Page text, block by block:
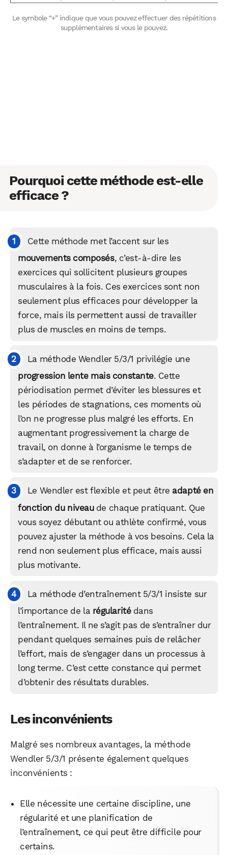
Le symbole “+” indique que vous pouvez effectuer des répétitions
supplémentaires si vous le pouvez.
Pourquoi cette méthode est-elle
efficace ?
Cette méthode met l’accent sur les
mouvements composés, c’est-à-dire les
exercices qui sollicitent plusieurs groupes
musculaires à la fois. Ces exercices sont non
seulement plus efficaces pour développer la
force, mais ils permettent aussi de travailler
plus de muscles en moins de temps.
La méthode Wendler 5/3/1 privilégie une
progression lente mais constante. Cette
périodisation permet d’éviter les blessures et
les périodes de stagnations, ces moments où
l’on ne progresse plus malgré les efforts. En
augmentant progressivement la charge de
travail, on donne à l’organisme le temps de
s’adapter et de se renforcer.
Le Wendler est flexible et peut être adapté en
fonction du niveaude chaque pratiquant. Que
vous soyez débutant ou athlète confirmé, vous
pouvez ajuster la méthode à vos besoins. Cela la
rend non seulement plus efficace, mais aussi
plus motivante.
La méthode d’entraînement 5/3/1 insiste sur
l’importance de la régularitédans
l’entraînement. Il ne s’agit pas de s’entraîner dur
pendant quelques semaines puis de relâcher
l’effort, mais de s’engager dans un processus à
long terme. C’est cette constance qui permet
d’obtenir des résultats durables.
Les inconvénients
Malgré ses nombreux avantages, la méthode
Wendler 5/3/1 présente également quelques
inconvénients :
Elle nécessite une certaine discipline, une
régularité et une planification de
l’entraînement, ce qui peut être difficile pour
certains.